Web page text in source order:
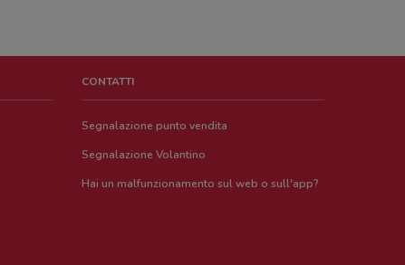
CONTATTI
Segnalazione punto vendita
Segnalazione Volantino
Hai un malfunzionamento sul web o sull'app?